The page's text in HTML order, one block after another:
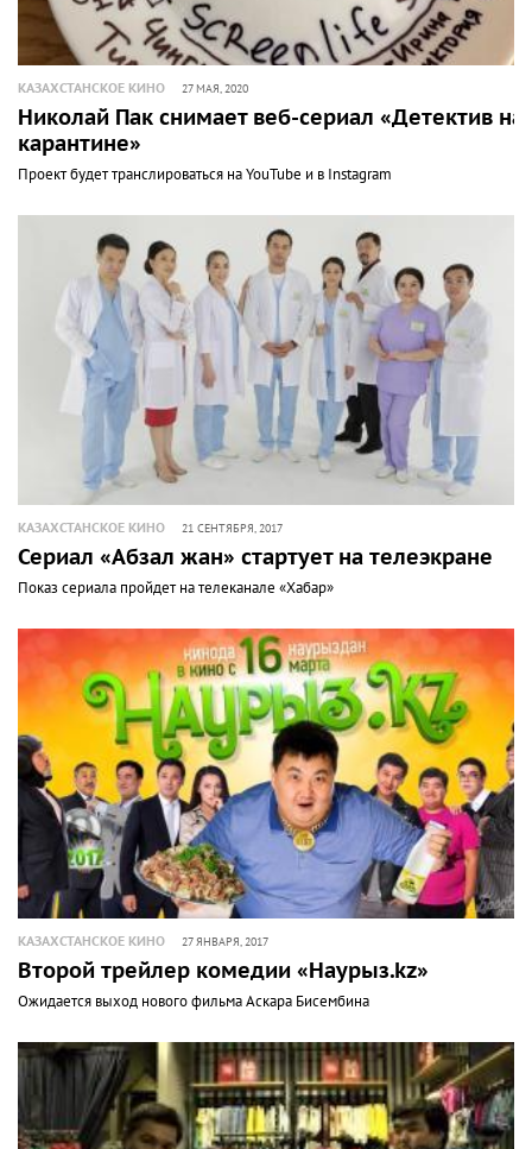
КАЗАХСТАНСКОЕ КИНО 27 МАЯ, 2020
Николай Пак снимает веб-сериал «Детектив на
карантине»
Проект будет транслироваться на YouTube и в Instagram
КАЗАХСТАНСКОЕ КИНО 21 СЕНТЯБРЯ, 2017
Сериал «Абзал жан» стартует на телеэкране
Показ сериала пройдет на телеканале «Хабар»
КАЗАХСТАНСКОЕ КИНО 27 ЯНВАРЯ, 2017
Второй трейлер комедии «Наурыз.kz»
Ожидается выход нового фильма Аскара Бисембина